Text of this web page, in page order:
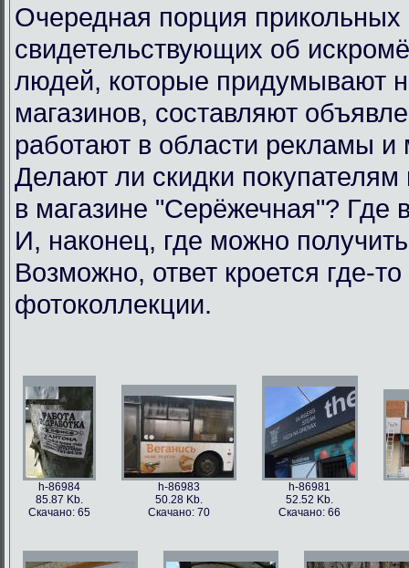
Очередная порция прикольных
свидетельствующих об
людей, которые придумывают
магазинов, составляют
работают в области рекламы и
Делают ли скидки
в магазине "Серёжечная"? Где
И, наконец, где можно
Возможно, ответ кроется где-то
фотоколлекции.
h-86984
85.87 Kb.
Скачано: 65
h-86983
50.28 Kb.
Скачано: 70
h-86981
52.52 Kb.
Скачано: 66